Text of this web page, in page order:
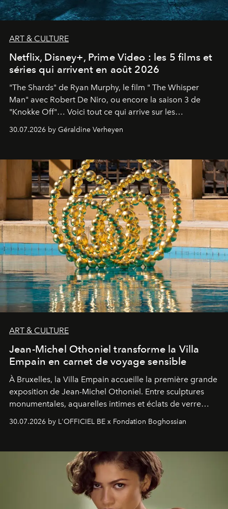
ART & CULTURE
Netflix, Disney+, Prime Video : les 5 films et
séries qui arrivent en août 2026
"The Shards" de Ryan Murphy, le film " The Whisper
Man" avec Robert De Niro, ou encore la saison 3 de
"Knokke Off"… Voici tout ce qui arrive sur les
30.07.2026 by Géraldine Verheyen
ART & CULTURE
Jean-Michel Othoniel transforme la Villa
Empain en carnet de voyage sensible
À Bruxelles, la Villa Empain accueille la première grande
exposition de Jean-Michel Othoniel. Entre sculptures
monumentales, aquarelles intimes et éclats de verre
émotionnel où chaque œuvre devient le souvenir
émerveillement.
30.07.2026 by L'OFFICIEL BE x Fondation Boghossian